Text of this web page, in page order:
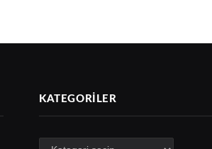
KATEGORILER
Kategoriler